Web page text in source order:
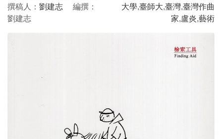
撰稿人： 劉建志 編撰：
劉建志
大學,臺師大,臺灣,臺灣作曲
家,盧炎,藝術